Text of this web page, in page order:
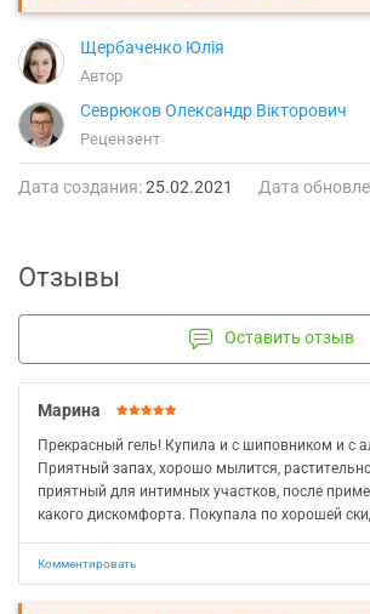
Щербаченко Юлія
Автор
Севрюков Олександр Вікторович
Рецензент
Дата создания:25.02.2021 Дата
Отзывы
Оставить отзыв
Марина
Прекрасный гель! Купила и с шиповником и с
Приятный запах, хорошо мылится,
приятный для интимных участков, после
какого дискомфорта. Покупала по хорошей
Комментировать